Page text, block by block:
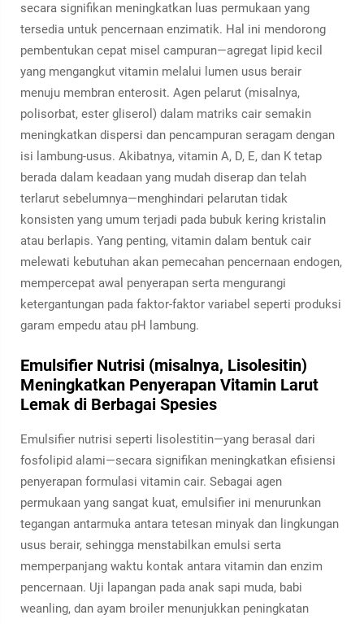
secara signifikan meningkatkan luas permukaan yang
tersedia untuk pencernaan enzimatik. Hal ini mendorong
pembentukan cepat misel campuran—agregat lipid kecil
yang mengangkut vitamin melalui lumen usus berair
menuju membran enterosit. Agen pelarut (misalnya,
polisorbat, ester gliserol) dalam matriks cair semakin
meningkatkan dispersi dan pencampuran seragam dengan
isi lambung-usus. Akibatnya, vitamin A, D, E, dan K tetap
berada dalam keadaan yang mudah diserap dan telah
terlarut sebelumnya—menghindari pelarutan tidak
konsisten yang umum terjadi pada bubuk kering kristalin
atau berlapis. Yang penting, vitamin dalam bentuk cair
melewati kebutuhan akan pemecahan pencernaan endogen,
mempercepat awal penyerapan serta mengurangi
ketergantungan pada faktor-faktor variabel seperti produksi
garam empedu atau pH lambung.
Emulsifier Nutrisi (misalnya, Lisolesitin)
Meningkatkan Penyerapan Vitamin Larut
Lemak di Berbagai Spesies
Emulsifier nutrisi seperti lisolestitin—yang berasal dari
fosfolipid alami—secara signifikan meningkatkan efisiensi
penyerapan formulasi vitamin cair. Sebagai agen
permukaan yang sangat kuat, emulsifier ini menurunkan
tegangan antarmuka antara tetesan minyak dan lingkungan
usus berair, sehingga menstabilkan emulsi serta
memperpanjang waktu kontak antara vitamin dan enzim
pencernaan. Uji lapangan pada anak sapi muda, babi
weanling, dan ayam broiler menunjukkan peningkatan